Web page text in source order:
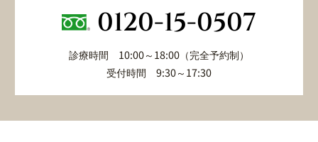
0120-15-0507
診療時間 10:00～18:00（完全予約制）
受付時間 9:30～17:30